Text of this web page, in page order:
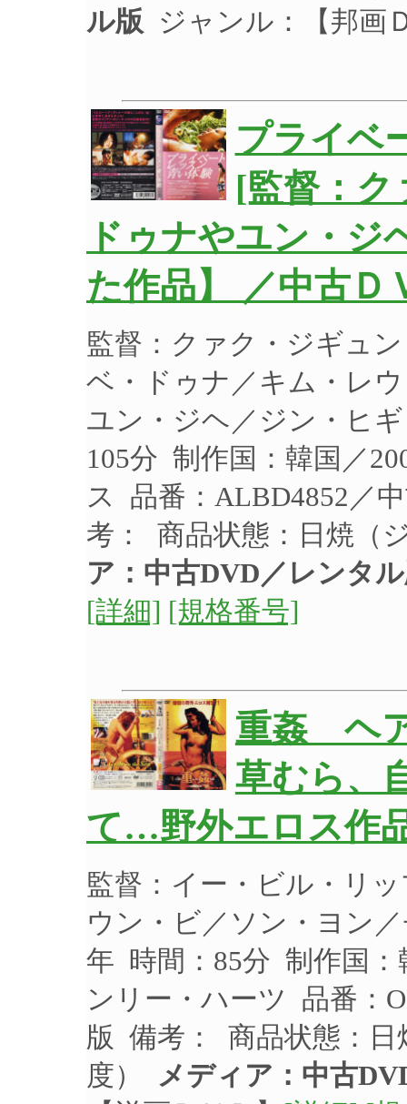
ル版 ジャンル：【邦画
プライベ
[監督：
ドゥナやユン・
た作品】 ／中古Ｄ
監督：クァク・ジギュ
ベ・ドゥナ／キム・レ
ユン・ジヘ／ジン・ヒ
105分 制作国：韓国／
ス 品番：ALBD4852／
考： 商品状態：日焼（
ア：中古DVD／レンタ
[詳細] [規格番号]
重姦 ヘ
草むら、
て…野外エロス作
監督：イー・ビル・リ
ウン・ビ／ソン・ヨン
年 時間：85分 制作国：
ンリー・ハーツ 品番：
版 備考： 商品状態：日
度）
メディア：中古